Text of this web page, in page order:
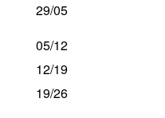
29/05
05/12
12/19
19/26